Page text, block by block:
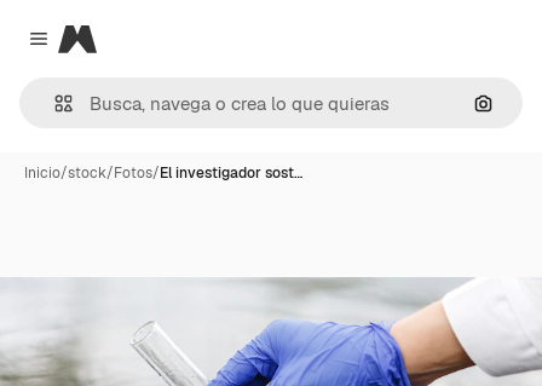
Close menu
Magnific
Inicio/stock/Fotos/El investigador sost…